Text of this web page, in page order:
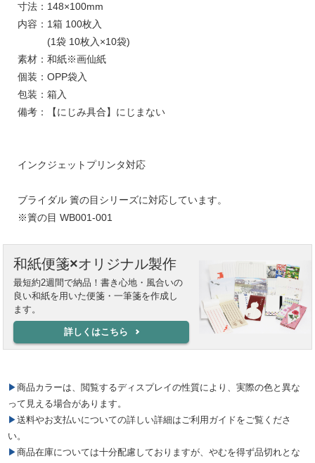
寸法：148×100mm
内容：1箱 100枚入
(1袋 10枚入×10袋)
素材：和紙※画仙紙
個装：OPP袋入
包装：箱入
備考：【にじみ具合】にじまない
インクジェットプリンタ対応
ブライダル 簀の目シリーズに対応しています。
※簀の目 WB001-001
和紙便箋×オリジナル製作
最短約2週間で納品！書き心地・風合いの
良い和紙を用いた便箋・一筆箋を作成し
ます。
詳しくはこちら
▶商品カラーは、閲覧するディスプレイの性質により、実際の色と異な
って見える場合があります。
▶送料やお支払いについての詳しい詳細はご利用ガイドをご覧くださ
い。
▶商品在庫については十分配慮しておりますが、やむを得ず品切れとな